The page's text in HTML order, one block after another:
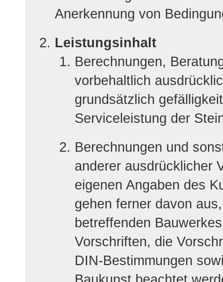
Anerkennung von
Leistungsinhalt
Berechnungen,
vorbehaltlich
grundsätzlich
Serviceleistung der
Berechnungen und
anderer ausdrücklicher
eigenen Angaben des
gehen ferner davon
betreffenden
Vorschriften, die
DIN-Bestimmungen